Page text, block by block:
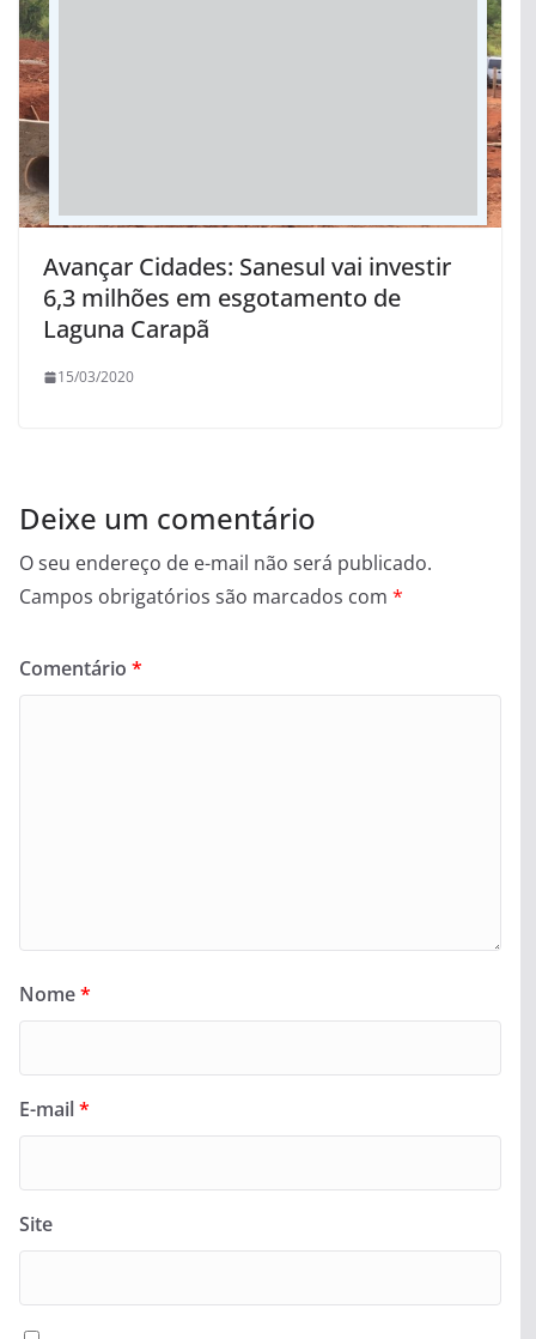
Avançar Cidades: Sanesul vai investir
6,3 milhões em esgotamento de
Laguna Carapã
15/03/2020
Deixe um comentário
O seu endereço de e-mail não será publicado.
Campos obrigatórios são marcados com *
Comentário *
Nome*
E-mail*
Site